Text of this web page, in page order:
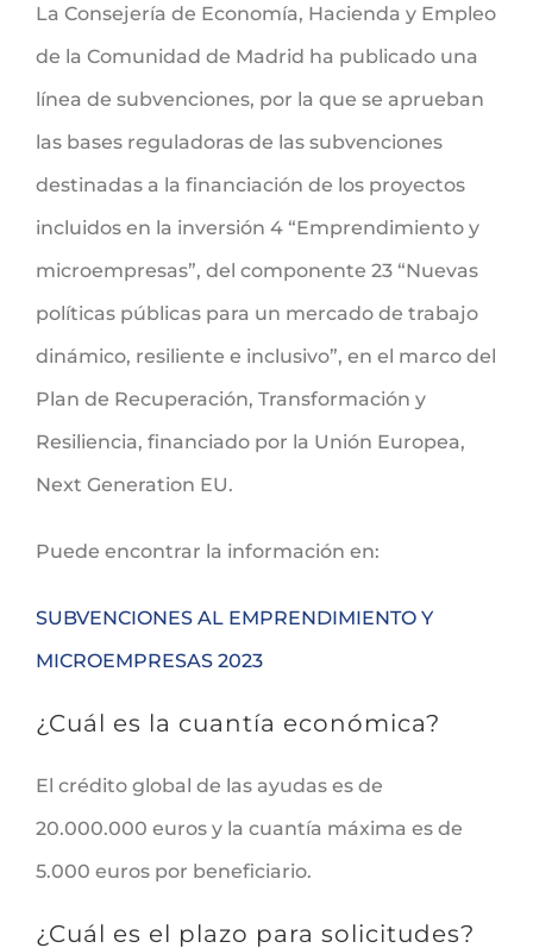
La Consejería de Economía, Hacienda y Empleo
de la Comunidad de Madrid ha publicado una
línea de subvenciones, por la que se aprueban
las bases reguladoras de las subvenciones
destinadas a la financiación de los proyectos
incluidos en la inversión 4 “Emprendimiento y
microempresas”, del componente 23 “Nuevas
políticas públicas para un mercado de trabajo
dinámico, resiliente e inclusivo”, en el marco del
Plan de Recuperación, Transformación y
Resiliencia, financiado por la Unión Europea,
Next Generation EU.
Puede encontrar la información en:
SUBVENCIONES AL EMPRENDIMIENTO Y
MICROEMPRESAS 2023
¿Cuál es la cuantía económica?
El crédito global de las ayudas es de
20.000.000 euros y la cuantía máxima es de
5.000 euros por beneficiario.
¿Cuál es el plazo para solicitudes?